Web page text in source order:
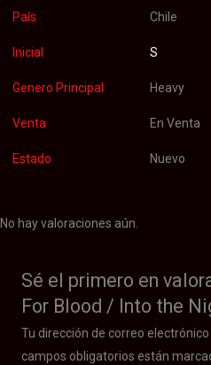
País Chile
Inicial S
Genero Principal Heavy
Venta En Venta
Estado Nuevo
No hay valoraciones aún.
Sé el primero en
For Blood / Into the
Tu dirección de correo
campos obligatorios están